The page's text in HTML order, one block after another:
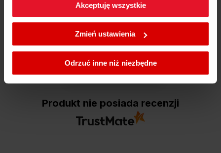
W każdej chwili możesz zmienić wybrane przez Ciebie
ustawienia plików cookies wchodząc w zakładkę
Akceptuję wszystkie
Zmień ustawienia
Odrzuć inne niż niezbędne
Opinie
Podziel się
swoją opinią o
Produkt nie posiada recenzji